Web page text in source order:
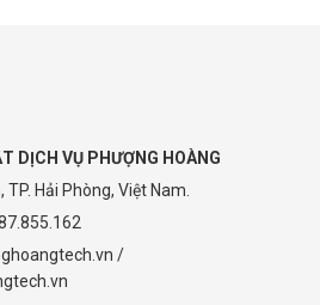
DỊCH VỤ PHƯỢNG HOÀNG
Hải Phòng, Việt Nam.
/